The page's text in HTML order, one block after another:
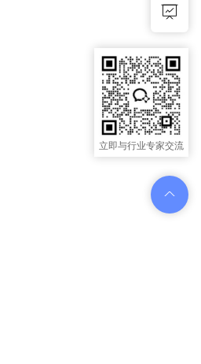
立即与行业专家交流